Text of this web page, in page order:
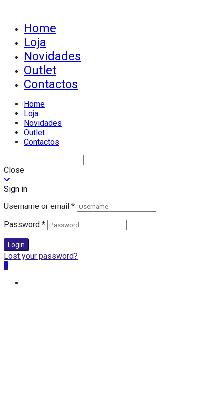
Home
Loja
Novidades
Outlet
Contactos
Home
Loja
Novidades
Outlet
Contactos
Close
Sign in
Username or email *
Password *
Login
Lost your password?
0